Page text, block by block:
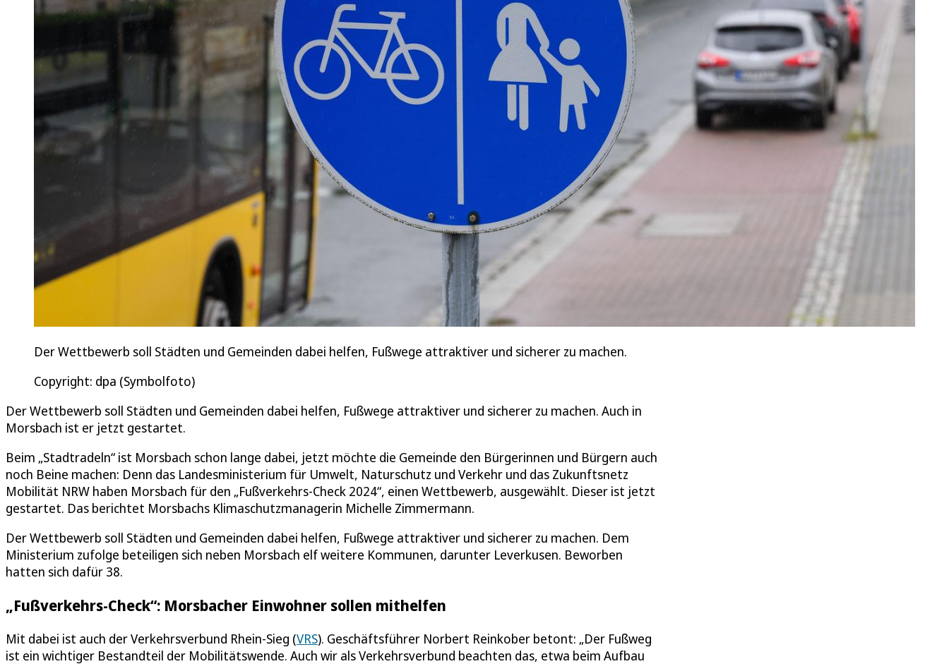
Der Wettbewerb soll Städten und Gemeinden dabei helfen, Fußwege attraktiver und sicherer zu machen.
Copyright: dpa (Symbolfoto)
Der Wettbewerb soll Städten und Gemeinden dabei helfen, Fußwege attraktiver und sicherer zu machen. Auch in
Morsbach ist er jetzt gestartet.
Beim „Stadtradeln“ ist Morsbach schon lange dabei, jetzt möchte die Gemeinde den Bürgerinnen und Bürgern auch
noch Beine machen: Denn das Landesministerium für Umwelt, Naturschutz und Verkehr und das Zukunftsnetz
Mobilität NRW haben Morsbach für den „Fußverkehrs-Check 2024“, einen Wettbewerb, ausgewählt. Dieser ist jetzt
gestartet. Das berichtet Morsbachs Klimaschutzmanagerin Michelle Zimmermann.
Der Wettbewerb soll Städten und Gemeinden dabei helfen, Fußwege attraktiver und sicherer zu machen. Dem
Ministerium zufolge beteiligen sich neben Morsbach elf weitere Kommunen, darunter Leverkusen. Beworben
hatten sich dafür 38.
„Fußverkehrs-Check“: Morsbacher Einwohner sollen mithelfen
Mit dabei ist auch der Verkehrsverbund Rhein-Sieg (VRS). Geschäftsführer Norbert Reinkober betont: „Der Fußweg
ist ein wichtiger Bestandteil der Mobilitätswende. Auch wir als Verkehrsverbund beachten das, etwa beim Aufbau